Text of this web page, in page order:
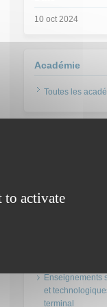
10 oct 2024
Académie
Toutes les
Formation(s)
Spécialité SI -
l'Ingénieur
Enseignements
et
terminal
to activate